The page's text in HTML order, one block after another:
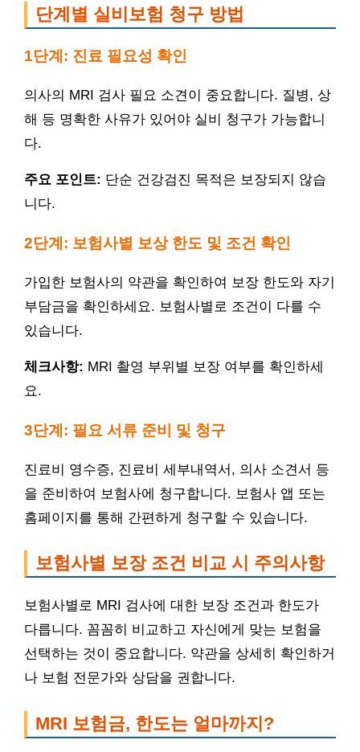
단계별 실비보험 청구 방법
1단계: 진료 필요성 확인
의사의 MRI 검사 필요 소견이 중요합니다. 질병, 상
해 등 명확한 사유가 있어야 실비 청구가 가능합니
다.
주요 포인트: 단순 건강검진 목적은 보장되지 않습
니다.
2단계: 보험사별 보상 한도 및 조건 확인
가입한 보험사의 약관을 확인하여 보장 한도와 자기
부담금을 확인하세요. 보험사별로 조건이 다를 수
있습니다.
체크사항: MRI 촬영 부위별 보장 여부를 확인하세
요.
3단계: 필요 서류 준비 및 청구
진료비 영수증, 진료비 세부내역서, 의사 소견서 등
을 준비하여 보험사에 청구합니다. 보험사 앱 또는
홈페이지를 통해 간편하게 청구할 수 있습니다.
보험사별 보장 조건 비교 시 주의사항
보험사별로 MRI 검사에 대한 보장 조건과 한도가
다릅니다. 꼼꼼히 비교하고 자신에게 맞는 보험을
선택하는 것이 중요합니다. 약관을 상세히 확인하거
나 보험 전문가와 상담을 권합니다.
MRI 보험금, 한도는 얼마까지?